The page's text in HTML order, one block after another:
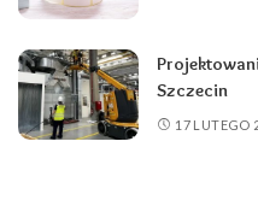
Szczecin
17 LUTEGO